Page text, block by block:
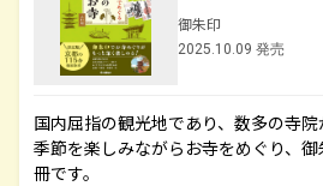
御朱印
2025.10.09 発売
国内屈指の観光地であり、数多の寺院
季節を楽しみながらお寺をめぐり、
冊です。